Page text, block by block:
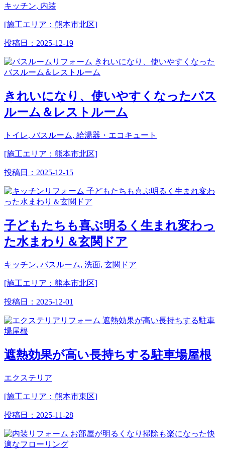
キッチン, 内装
[施工エリア：熊本市北区]
投稿日： 2025-12-19
きれいになり、使いやすくなったバス
ルーム＆レストルーム
トイレ, バスルーム, 給湯器・エコキュート
[施工エリア：熊本市北区]
投稿日： 2025-12-15
子どもたちも喜ぶ明るく生まれ変わっ
た水まわり＆玄関ドア
キッチン, バスルーム, 洗面, 玄関ドア
[施工エリア：熊本市北区]
投稿日： 2025-12-01
遮熱効果が高い長持ちする駐車場屋根
エクステリア
[施工エリア：熊本市東区]
投稿日： 2025-11-28